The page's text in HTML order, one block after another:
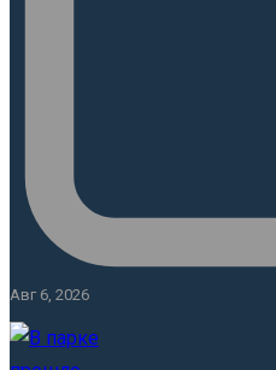
Авг 6, 2026